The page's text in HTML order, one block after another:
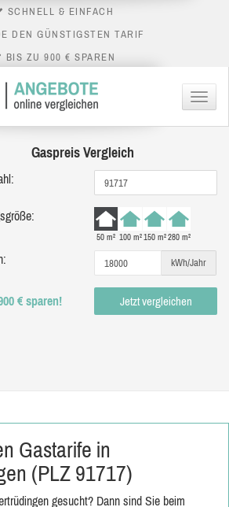
SCHNELL & EINFACH
DEN GÜNSTIGSTEN TARIF
BIS ZU 900 € SPAREN
Menü
Gaspreis Vergleich
50 m² 100 m²150 m²280 m²
kWh/Jahr
€ sparen! Jetzt vergleichen
Gastarife in
(PLZ 91717)
gesucht? Dann sind Sie beim